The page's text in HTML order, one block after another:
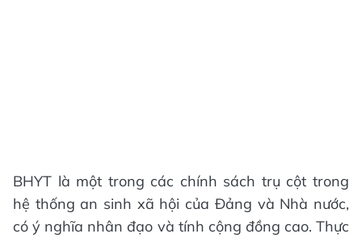
BHYT là một trong các chính sách trụ cột trong
hệ thống an sinh xã hội của Đảng và Nhà nước,
có ý nghĩa nhân đạo và tính cộng đồng cao. Thực